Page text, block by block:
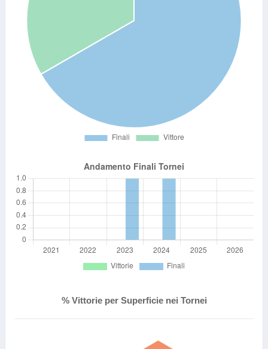
% Vittorie per Superficie nei Tornei